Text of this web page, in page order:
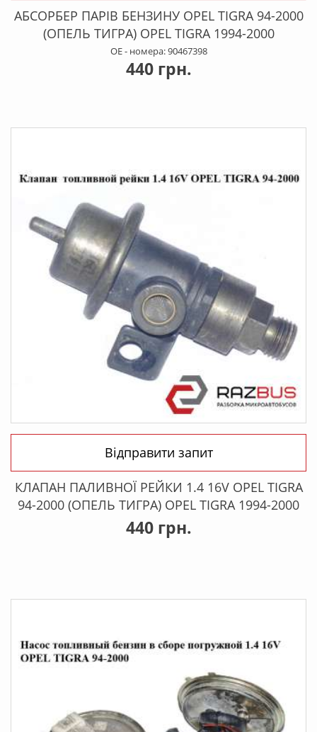
АБСОРБЕР ПАРІВ БЕНЗИНУ OPEL TIGRA 94-2000
(ОПЕЛЬ ТИГРА) OPEL TIGRA 1994-2000
OE - номера: 90467398
440 грн.
Відправити запит
КЛАПАН ПАЛИВНОЇ РЕЙКИ 1.4 16V OPEL TIGRA
94-2000 (ОПЕЛЬ ТИГРА) OPEL TIGRA 1994-2000
440 грн.